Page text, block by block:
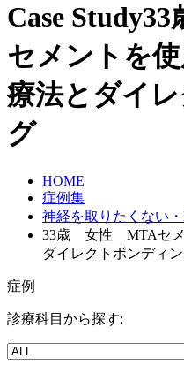
Case Study
セメントを
療法とダイ
グ
HOME
症例集
神経を取りたくない
33歳 女性 MTAセメ
ダイレクトボンディ
症例
診療科目から探す: